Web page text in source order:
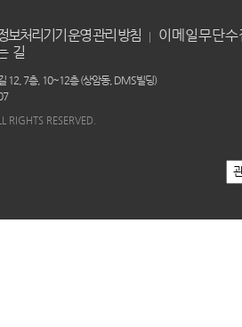
보처리기기 운영 관리 방침
이메일무단
길
12, 7층, 10~12층 (상암동, DMS빌딩)
RIGHTS RESERVED.